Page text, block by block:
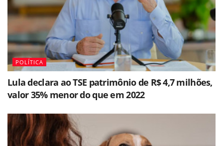
POLÍTICA
Lula declara ao TSE patrimônio de R$ 4,7 milhões,
valor 35% menor do que em 2022